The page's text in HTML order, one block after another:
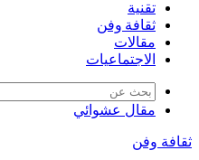
تقنية
ثقافة وفن
مقالات
الاجتماعيات
مقال عشوائي
ثقافة وفن